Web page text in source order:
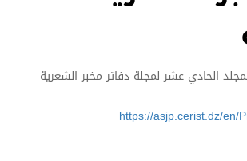
الحادي عشر لمجلة دفاتر مخبر الشعرية
https://asjp.cerist.dz/en/